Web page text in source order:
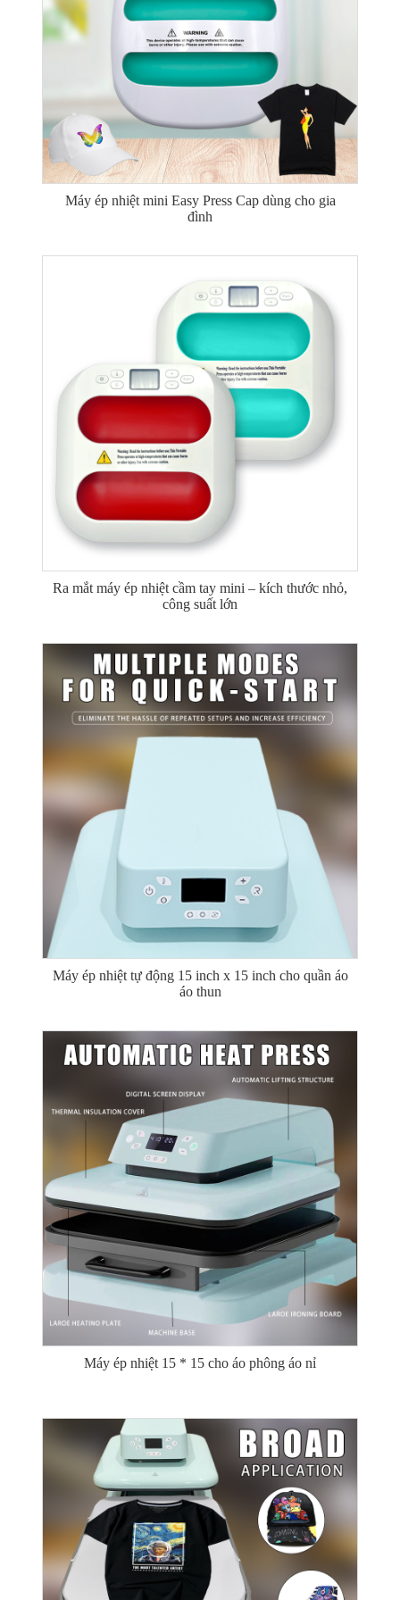
Máy ép nhiệt mini Easy Press Cap dùng cho gia
đình
Ra mắt máy ép nhiệt cầm tay mini – kích thước nhỏ,
công suất lớn
Máy ép nhiệt tự động 15 inch x 15 inch cho quần áo
áo thun
Máy ép nhiệt 15 * 15 cho áo phông áo nỉ